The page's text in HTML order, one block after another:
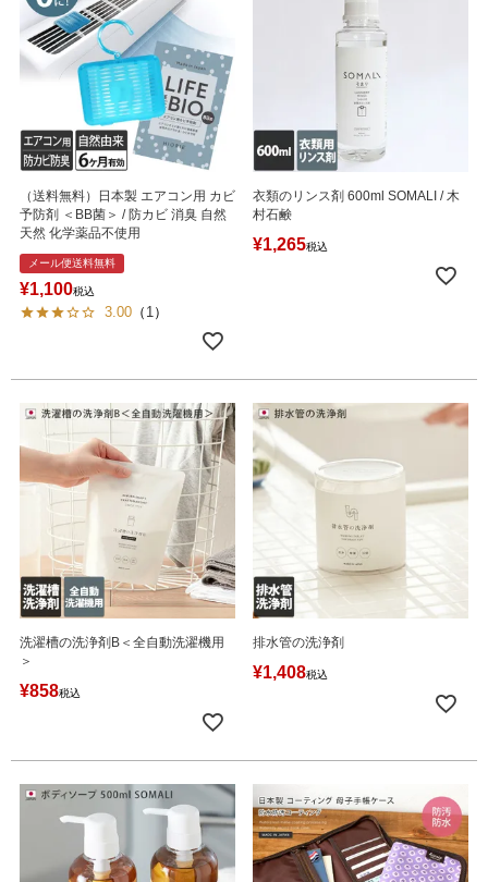
（送料無料）日本製 エアコン用 カビ
予防剤 ＜BB菌＞ / 防カビ 消臭 自然
天然 化学薬品不使用
メール便送料無料
¥1,100税込
3.00 （ 1 ）
衣類のリンス剤 600ml SOMALI / 木
村石鹸
¥1,265税込
洗濯槽の洗浄剤B＜全自動洗濯機用
＞
¥858税込
排水管の洗浄剤
¥1,408税込